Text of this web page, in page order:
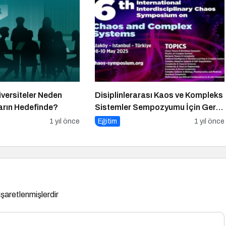
Neden
Hedefinde?
1 yıl önce
Disiplinlerarası Kaos ve Kompleks
Sistemler Sempozyumu İçin Geri
Sayım!
Eğitim 1 yıl önce